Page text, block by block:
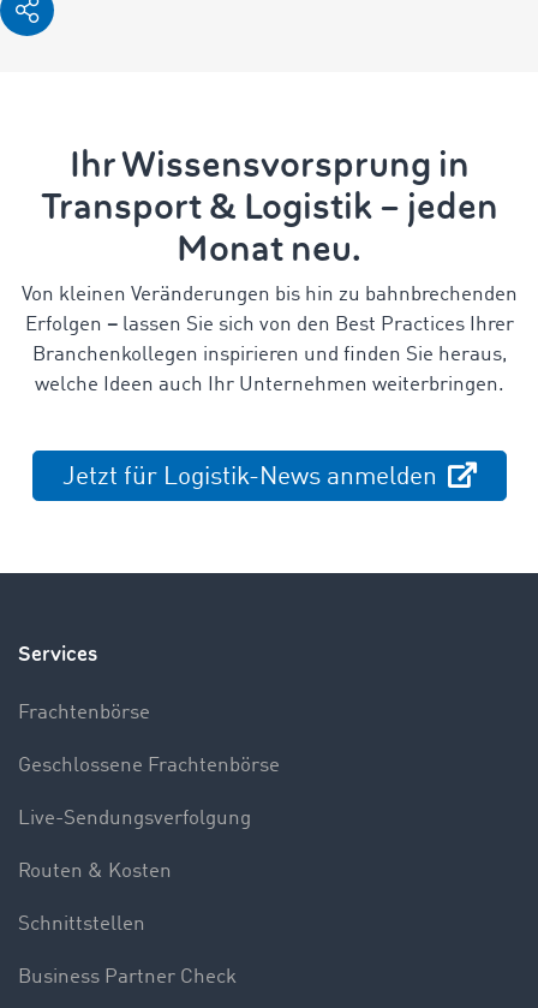
Ihr Wissensvorsprung in
Transport & Logistik – jeden
Monat neu.
Von kleinen Veränderungen bis hin zu bahnbrechenden
Erfolgen –lassen Sie sich von den Best Practices Ihrer
Branchenkollegen inspirieren und finden Sie heraus,
welche Ideen auch Ihr Unternehmen weiterbringen.
Jetzt für Logistik-News anmelden
Services
Frachtenbörse
Geschlossene Frachtenbörse
Live-Sendungsverfolgung
Routen & Kosten
Schnittstellen
Business Partner Check